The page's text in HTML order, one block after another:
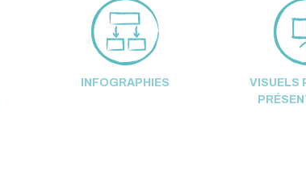
INFOGRAPHIES
VISUELS